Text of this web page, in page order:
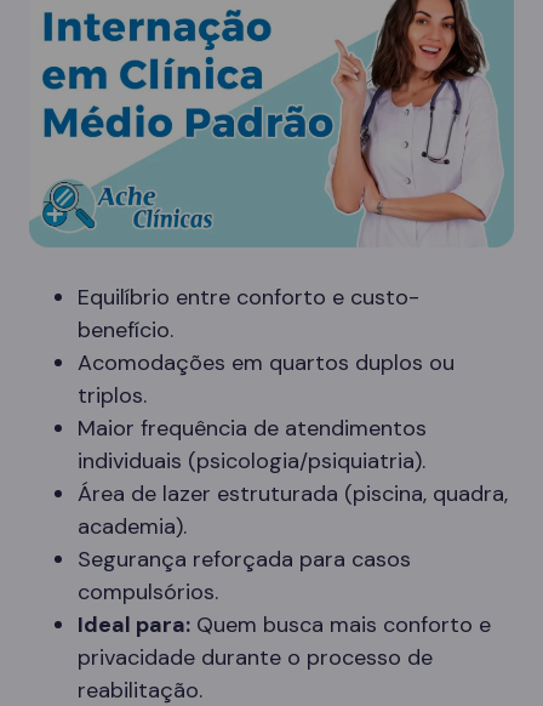
Equilíbrio entre conforto e custo-
benefício.
Acomodações em quartos duplos ou
triplos.
Maior frequência de atendimentos
individuais (psicologia/psiquiatria).
Área de lazer estruturada (piscina, quadra,
academia).
Segurança reforçada para casos
compulsórios.
Ideal para: Quem busca mais conforto e
privacidade durante o processo de
reabilitação.